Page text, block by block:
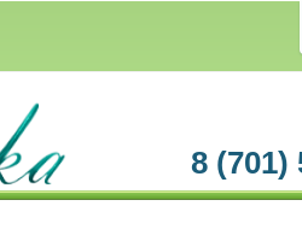
8 (701)